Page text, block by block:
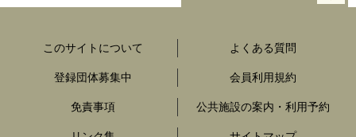
このサイトについて よくある質問
登録団体募集中 会員利用規約
免責事項 公共施設の案内・利用予約